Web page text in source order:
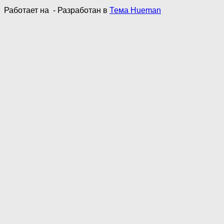
Работает на - Разработан в Тема Hueman